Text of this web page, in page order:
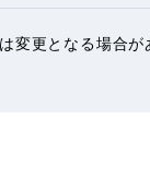
変更となる場合が